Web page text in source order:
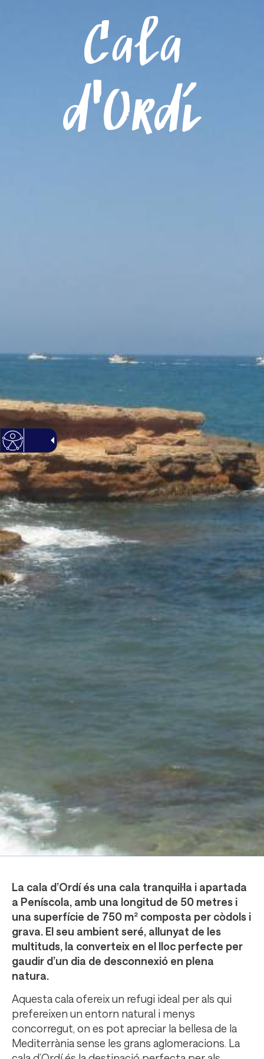
Cala
d'Ordí
La cala d’Ordí és una cala tranquil·la i apartada
a Peníscola, amb una longitud de 50 metres i
una superfície de 750 m² composta per còdols i
grava. El seu ambient seré, allunyat de les
multituds, la converteix en el lloc perfecte per
gaudir d’un dia de desconnexió en plena
natura.
Aquesta cala ofereix un refugi ideal per als qui
prefereixen un entorn natural i menys
concorregut, on es pot apreciar la bellesa de la
Mediterrània sense les grans aglomeracions. La